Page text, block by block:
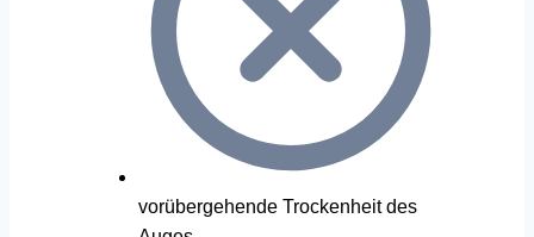
vorübergehende Trockenheit des